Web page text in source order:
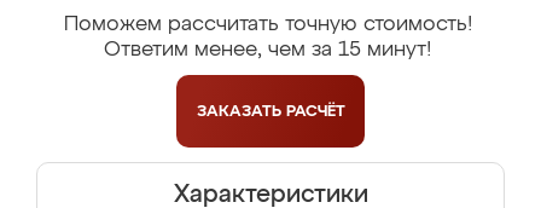
Поможем рассчитать точную стоимость!
Ответим менее, чем за 15 минут!
ЗАКАЗАТЬ РАСЧЁТ
Характеристики